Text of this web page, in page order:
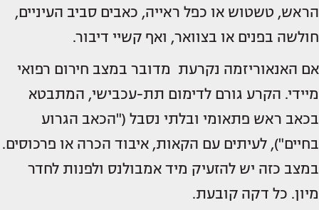
הראש, טשטוש או כפל ראייה, כאבים סביב העיניים,
חולשה בפנים או בצוואר, ואף קשיי דיבור.
אם האנאוריזמה נקרעת מדובר במצב חירום רפואי
מיידי. הקרע גורם לדימום תת-עכבישי, המתבטא
בכאב ראש פתאומי ובלתי נסבל ("הכאב הגרוע
בחיים"), לעיתים עם הקאות, איבוד הכרה או פרכוסים.
במצב כזה יש להזעיק מיד אמבולנס ולפנות לחדר
מיון. כל דקה קובעת.